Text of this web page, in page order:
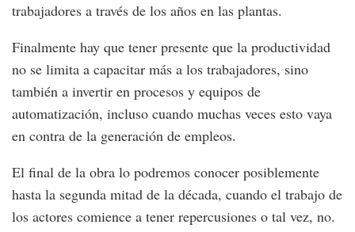
trabajadores a través de los años en las plantas.
Finalmente hay que tener presente que la productividad
no se limita a capacitar más a los trabajadores, sino
también a invertir en procesos y equipos de
automatización, incluso cuando muchas veces esto vaya
en contra de la generación de empleos.
El final de la obra lo podremos conocer posiblemente
hasta la segunda mitad de la década, cuando el trabajo de
los actores comience a tener repercusiones o tal vez, no.